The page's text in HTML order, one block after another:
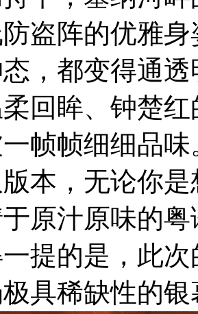
盗阵的优雅
，都变得通
回眸、钟楚
帧帧细细品
本，无论你
原汁原味的
提的是，此
具稀缺性的